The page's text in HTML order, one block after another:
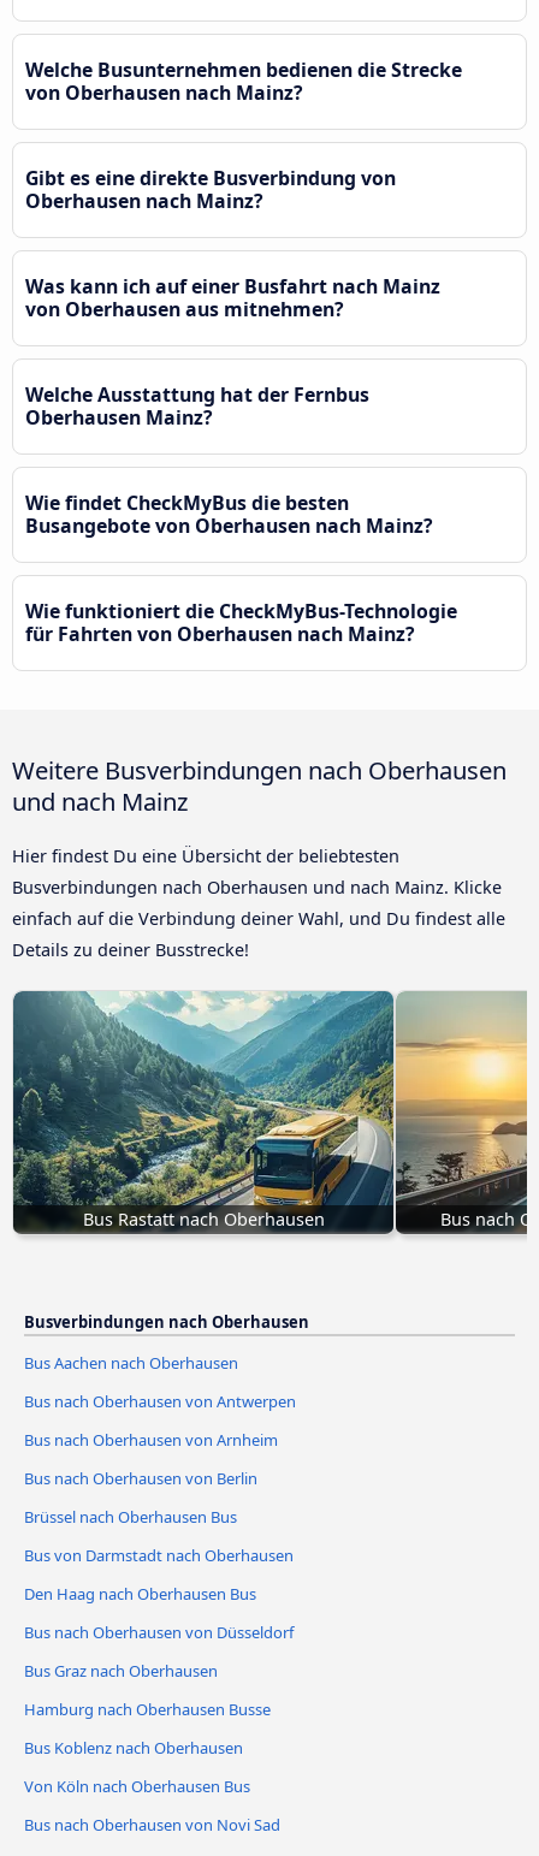
Welche Busunternehmen bedienen die Strecke
von Oberhausen nach Mainz?
Gibt es eine direkte Busverbindung von
Oberhausen nach Mainz?
Was kann ich auf einer Busfahrt nach Mainz
von Oberhausen aus mitnehmen?
Welche Ausstattung hat der Fernbus
Oberhausen Mainz?
Wie findet CheckMyBus die besten
Busangebote von Oberhausen nach Mainz?
Wie funktioniert die CheckMyBus-Technologie
für Fahrten von Oberhausen nach Mainz?
Weitere Busverbindungen nach Oberhausen
und nach Mainz
Hier findest Du eine Übersicht der beliebtesten
Busverbindungen nach Oberhausen und nach Mainz. Klicke
einfach auf die Verbindung deiner Wahl, und Du findest alle
Details zu deiner Busstrecke!
Bus Rastatt nach Oberhausen Bus nach
Busverbindungen nach Oberhausen
Bus Aachen nach Oberhausen
Bus nach Oberhausen von Antwerpen
Bus nach Oberhausen von Arnheim
Bus nach Oberhausen von Berlin
Brüssel nach Oberhausen Bus
Bus von Darmstadt nach Oberhausen
Den Haag nach Oberhausen Bus
Bus nach Oberhausen von Düsseldorf
Bus Graz nach Oberhausen
Hamburg nach Oberhausen Busse
Bus Koblenz nach Oberhausen
Von Köln nach Oberhausen Bus
Bus nach Oberhausen von Novi Sad